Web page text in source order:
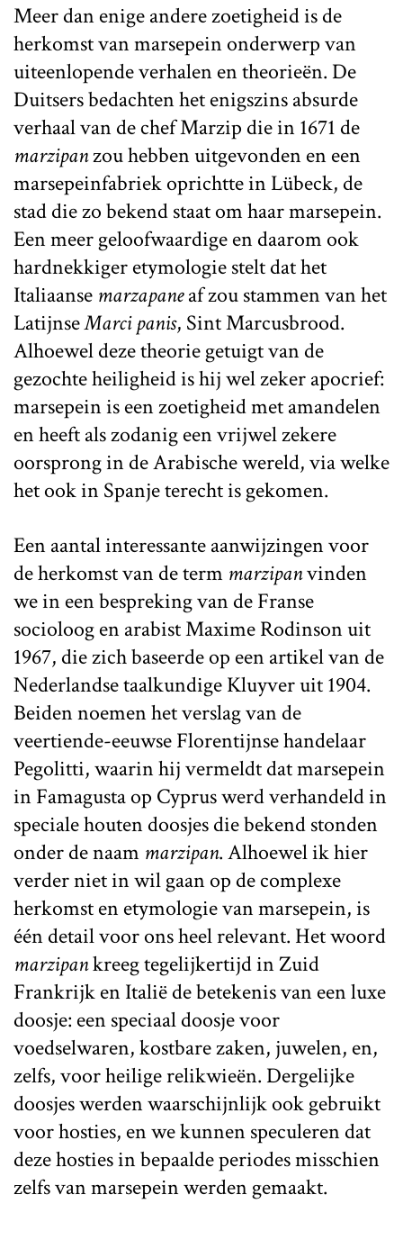
Meer dan enige andere zoetigheid is de
herkomst van marsepein onderwerp van
uiteenlopende verhalen en theorieën. De
Duitsers bedachten het enigszins absurde
verhaal van de chef Marzip die in 1671 de
marzipanzou hebben uitgevonden en een
marsepeinfabriek oprichtte in Lübeck, de
stad die zo bekend staat om haar marsepein.
Een meer geloofwaardige en daarom ook
hardnekkiger etymologie stelt dat het
Italiaanse marzapaneaf zou stammen van het
LatijnseMarci panis, Sint Marcusbrood.
Alhoewel deze theorie getuigt van de
gezochte heiligheid is hij wel zeker apocrief:
marsepein is een zoetigheid met amandelen
en heeft als zodanig een vrijwel zekere
oorsprong in de Arabische wereld, via welke
het ook in Spanje terecht is gekomen.
Een aantal interessante aanwijzingen voor
de herkomst van de term marzipanvinden
we in een bespreking van de Franse
socioloog en arabist Maxime Rodinson uit
1967, die zich baseerde op een artikel van de
Nederlandse taalkundige Kluyver uit 1904.
Beiden noemen het verslag van de
veertiende-eeuwse Florentijnse handelaar
Pegolitti, waarin hij vermeldt dat marsepein
in Famagusta op Cyprus werd verhandeld in
speciale houten doosjes die bekend stonden
onder de naam marzipan. Alhoewel ik hier
verder niet in wil gaan op de complexe
herkomst en etymologie van marsepein, is
één detail voor ons heel relevant. Het woord
marzipankreeg tegelijkertijd in Zuid
Frankrijk en Italië de betekenis van een luxe
doosje: een speciaal doosje voor
voedselwaren, kostbare zaken, juwelen, en,
zelfs, voor heilige relikwieën. Dergelijke
doosjes werden waarschijnlijk ook gebruikt
voor hosties, en we kunnen speculeren dat
deze hosties in bepaalde periodes misschien
zelfs van marsepein werden gemaakt.